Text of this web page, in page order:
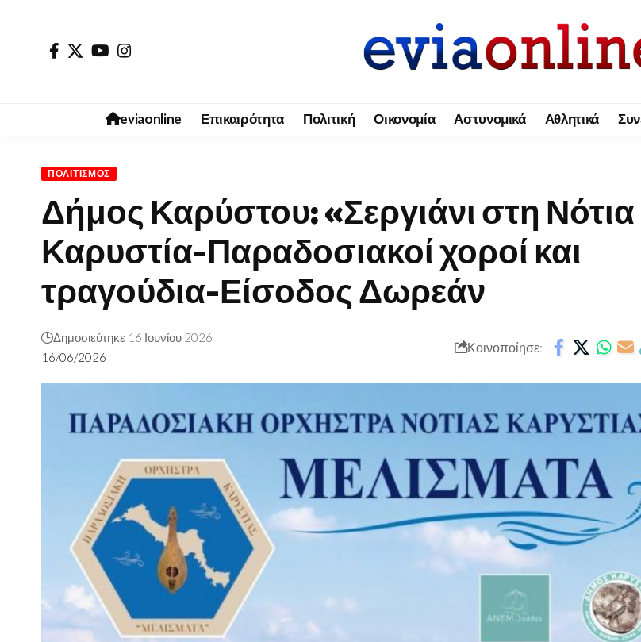
eviaonline Επικαιρότητα Πολιτική Οικονομία Αστυνομικά Αθλητικά
ΠΟΛΙΤΙΣΜΌΣ
Δήμος Καρύστου: «Σεργιάνι στη Νότια
Καρυστία-Παραδοσιακοί χοροί και
τραγούδια-Είσοδος Δωρεάν
16/06/2026
Δημοσιεύτηκε 16 Ιουνίου 2026
Κοινοποίησε: